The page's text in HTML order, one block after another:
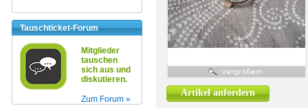
Tauschticket-Forum
Mitglieder
tauschen
sich aus und
diskutieren.
Zum Forum »
Artikel anfordern